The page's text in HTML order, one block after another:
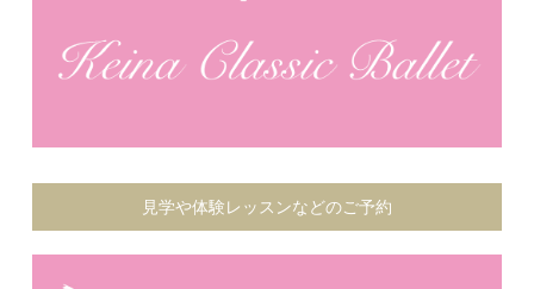
見学や体験レッスンなどのご予約